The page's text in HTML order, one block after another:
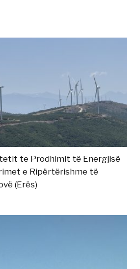
te Prodhimit të Energjisë
e Ripërtërishme të
(Erës)